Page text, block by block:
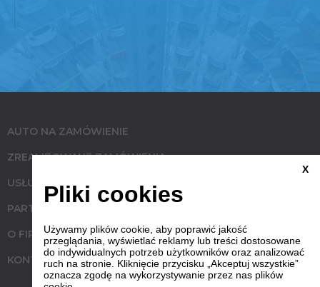
AUTO NA ZAMÓWIENIE
ZREALIZOWANE ZAMÓWIENIA
USŁUGI
PARTNERZY
O FIRMIE
KONTAKT
X
Pliki cookies
Używamy plików cookie, aby poprawić jakość
przeglądania, wyświetlać reklamy lub treści dostosowane
do indywidualnych potrzeb użytkowników oraz analizować
ruch na stronie. Kliknięcie przycisku „Akceptuj wszystkie”
oznacza zgodę na wykorzystywanie przez nas plików